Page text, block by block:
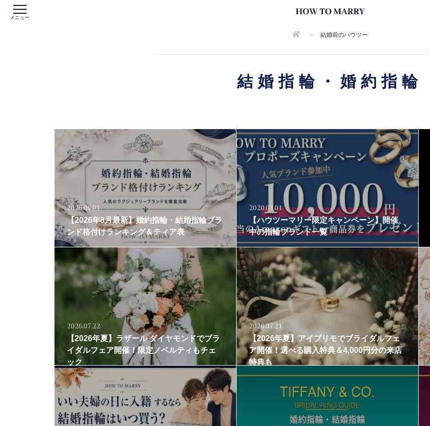
メニュー
> 結婚前のハウツー
結婚指輪・婚約指輪
2026.06.01
【2026年8月最新】婚約指輪・結婚指輪ブラ
ンド格付けランキング＆ティア表
2020.03.01
【ハウツーマリー限定キャンペーン】開催
中の指輪ブランド一覧
2026.07.22
【2026年夏】ラザール ダイヤモンドでブラ
イダルフェア開催！限定ノベルティもチェ
ック
2026.07.21
【2026年夏】アイプリモでブライダルフェ
ア開催！選べる購入特典＆4,000円分の来店
特典も